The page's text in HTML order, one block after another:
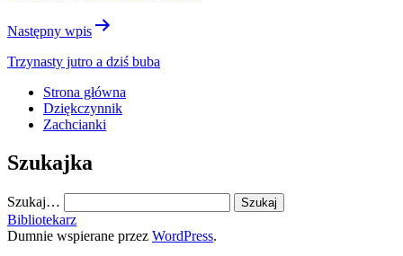
Następny wpis
Trzynasty jutro a dziś buba
Strona główna
Dziękczynnik
Zachcianki
Szukajka
Szukaj…
Bibliotekarz
Dumnie wspierane przez WordPress.